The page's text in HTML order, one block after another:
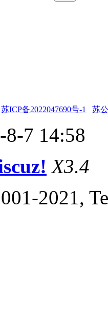
API 历
API 历
）
的更多信
目术语参
）
苏ICP备2022047690号-1 苏
7 14:58
X3.4
2021,